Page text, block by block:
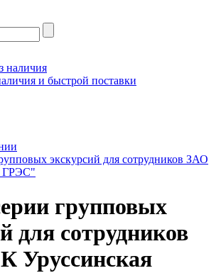
и быстрой поставки
экскурсий для сотрудников ЗАО
ГРЭС"
групповых
для сотрудников
Уруссинская